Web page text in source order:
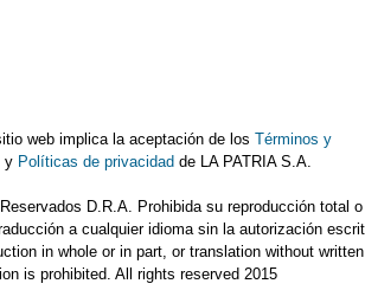
web implica la aceptación de losTérminos y
y Políticas de privacidad de LA PATRIA S.A.
D.R.A. Prohibida su reproducción total o
a cualquier idioma sin la autorización
in whole or in part, or translation without written
is prohibited. All rights reserved 2015